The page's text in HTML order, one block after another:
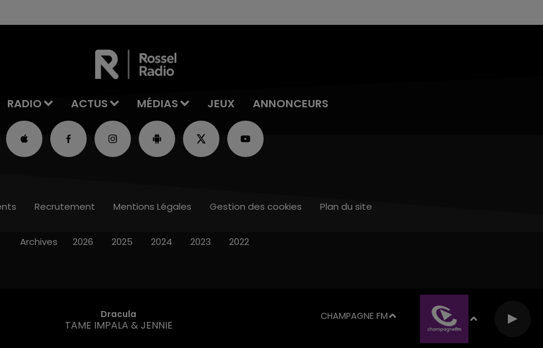
RADIO ACTUS MÉDIAS JEUX ANNONCEURS
Dracula
TAME IMPALA & JENNIE
CHAMPAGNE FM
Recrutement Mentions Légales Gestion des cookies Plan du site
Archives 2026 2025 2024 2023 2022